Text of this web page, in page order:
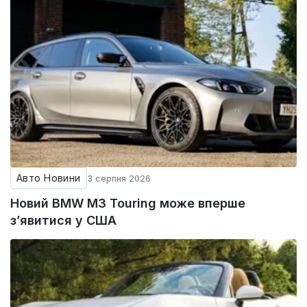
Авто Новини 3 серпня 2026
Новий BMW M3 Touring може вперше
з’явитися у США